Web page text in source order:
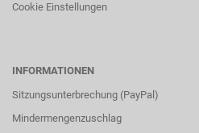
Cookie Einstellungen
INFORMATIONEN
Sitzungsunterbrechung (PayPal)
Mindermengenzuschlag